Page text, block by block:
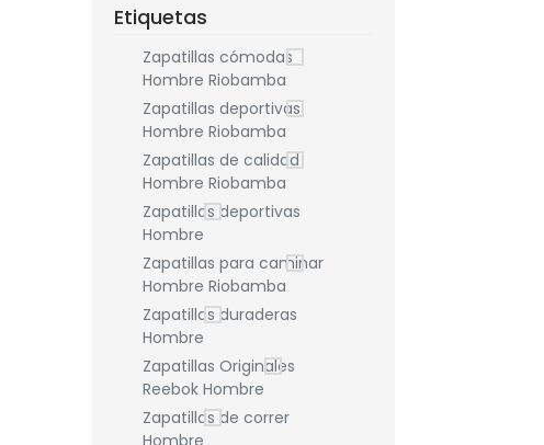
Etiquetas
Zapatillas cómodas
Hombre Riobamba
Zapatillas deportivas
Hombre Riobamba
Zapatillas de calidad
Hombre Riobamba
Zapatillas deportivas
Hombre
Zapatillas para caminar
Hombre Riobamba
Zapatillas duraderas
Hombre
Zapatillas Originales
Reebok Hombre
Zapatillas de correr